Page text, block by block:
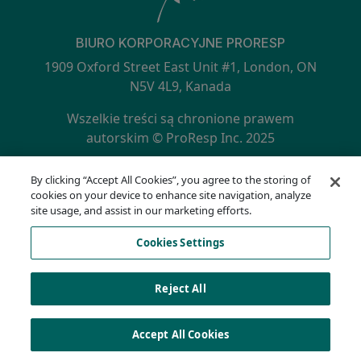
BIURO KORPORACYJNE PRORESP
1909 Oxford Street East Unit #1, London, ON
N5V 4L9, Kanada
Wszelkie treści są chronione prawem
autorskim © ProResp Inc. 2025
SECONDARY MENU
Polityka prywatności
Infolinia zgodności
Warunki korzystania
AODA
Cookies Settings
By clicking “Accept All Cookies”, you agree to the storing of
cookies on your device to enhance site navigation, analyze
site usage, and assist in our marketing efforts.
Cookies Settings
Reject All
Accept All Cookies